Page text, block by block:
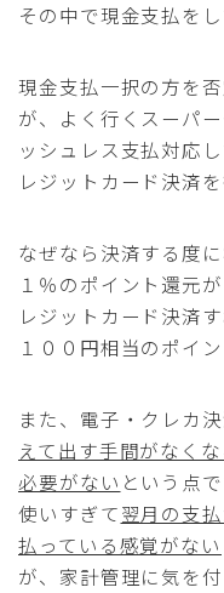
その中で現金支払を
現金支払一択の方を
が、よく行くスーパ
ッシュレス支払対応
レジットカード決済を
なぜなら決済する度に
１％のポイント還元
レジットカード決済
１００円相当のポイ
また、電子・クレカ
えて出す手間がなく
必要がない という点で
使いすぎて翌月の支
払っている感覚がない
が、家計管理に気を